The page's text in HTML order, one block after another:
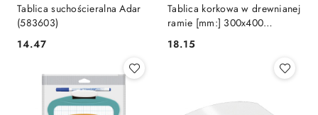
Tablica suchościeralna Adar
(583603)
Cena:
14.47
Tablica korkowa w drewnianej
ramie [mm:] 300x400
Cena:
18.15